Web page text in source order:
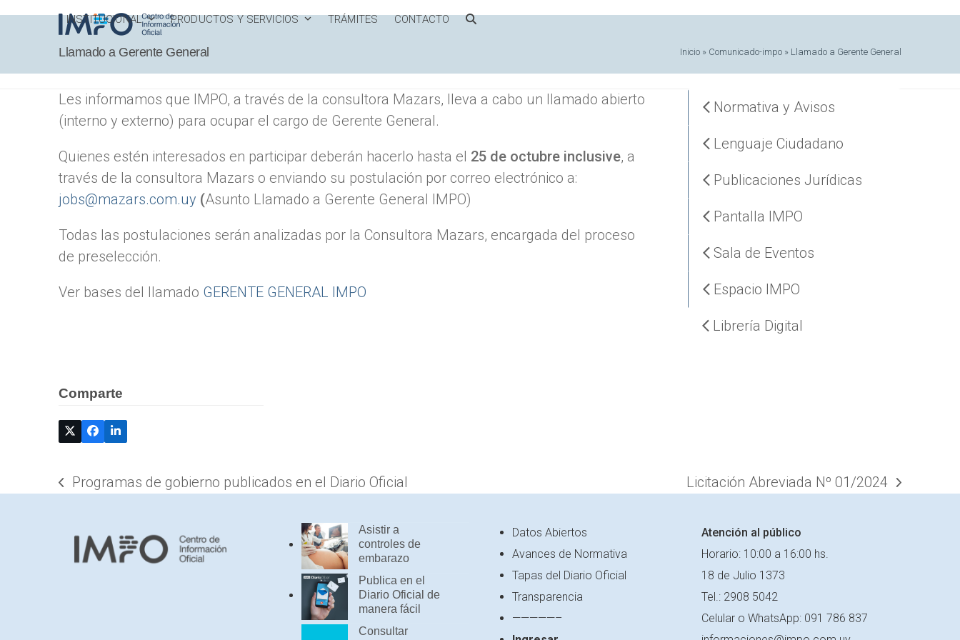
INSTITUCIONAL PRODUCTOS Y SERVICIOS TRÁMITES CONTACTO
Llamado a Gerente General Inicio » Comunicado-impo » Llamado a Gerente General
Les informamos que IMPO, a través de la consultora Mazars, lleva a cabo un llamado abierto
(interno y externo) para ocupar el cargo de Gerente General.
Quienes estén interesados en participar deberán hacerlo hasta el 25 de octubre inclusive, a
través de la consultora Mazars o enviando su postulación por correo electrónico a:
jobs@mazars.com.uy (Asunto Llamado a Gerente General IMPO)
Todas las postulaciones serán analizadas por la Consultora Mazars, encargada del proceso
de preselección.
Ver bases del llamado GERENTE GENERAL IMPO
Comparte
Normativa y Avisos
Lenguaje Ciudadano
Publicaciones Jurídicas
Pantalla IMPO
Sala de Eventos
Espacio IMPO
Librería Digital
previous
Programas de gobierno publicados en el Diario Oficial
next
Licitación Abreviada Nº 01/2024
Asistir a
controles de
embarazo
Publica en el
Diario Oficial de
manera fácil
Consultar
Datos Abiertos
Avances de Normativa
Tapas del Diario Oficial
Transparencia
—————–
Atención al público
Horario: 10:00 a 16:00 hs.
18 de Julio 1373
Tel.: 2908 5042
Celular o WhatsApp: 091 786 837